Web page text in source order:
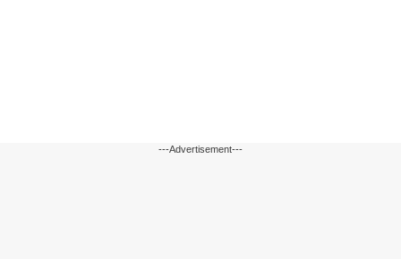
---Advertisement---